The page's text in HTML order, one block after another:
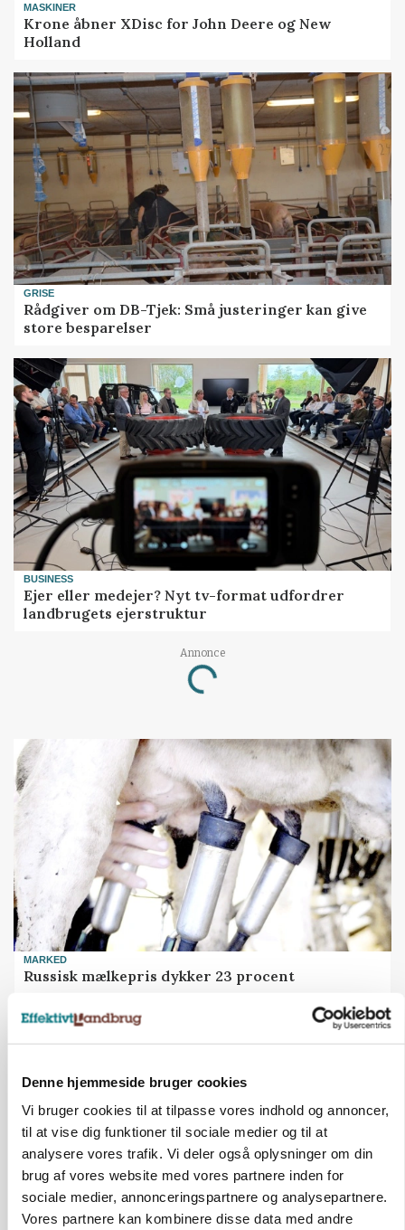
Denne hjemmeside bruger cookies
Vi bruger cookies til at tilpasse vores indhold og annoncer,
til at vise dig funktioner til sociale medier og til at
analysere vores trafik. Vi deler også oplysninger om din
brug af vores website med vores partnere inden for
sociale medier, annonceringspartnere og analysepartnere.
Vores partnere kan kombinere disse data med andre
MASKINER
Krone åbner XDisc for John Deere og New
Holland
GRISE
Rådgiver om DB-Tjek: Små justeringer kan give
store besparelser
BUSINESS
Ejer eller medejer? Nyt tv-format udfordrer
landbrugets ejerstruktur
Annonce
Loading...
MARKED
Russisk mælkepris dykker 23 procent